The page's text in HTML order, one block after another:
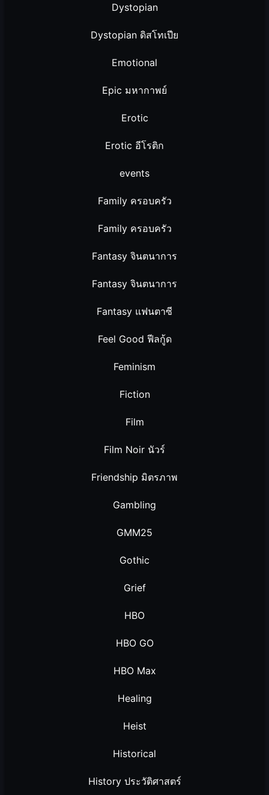
Dystopian
Dystopian ดิสโทเปีย
Emotional
Epic มหากาพย์
Erotic
Erotic อีโรติก
events
Family ครอบครัว
Family ครอบครัว
Fantasy จินตนาการ
Fantasy จินตนาการ
Fantasy แฟนตาซี
Feel Good ฟีลกู้ด
Feminism
Fiction
Film
Film Noir นัวร์
Friendship มิตรภาพ
Gambling
GMM25
Gothic
Grief
HBO
HBO GO
HBO Max
Healing
Heist
Historical
History ประวัติศาสตร์